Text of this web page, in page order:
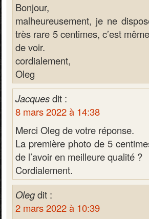
Bonjour,
malheureusement, je ne
très rare 5 centimes, c’est
de voir.
cordialement,
Oleg
Jacquesdit :
8 mars 2022 à 14:38
Merci Oleg de votre réponse.
La première photo de 5
de l’avoir en meilleure qualité ?
Cordialement.
Olegdit :
2 mars 2022 à 10:39